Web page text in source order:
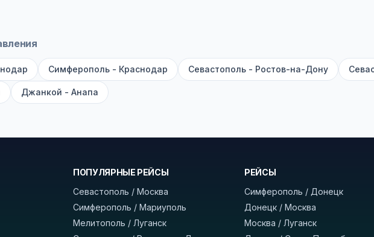
время выезда, место посадки, время и место прибытия, время в пути
С уважением, командаBUSTRIP.PRO
Симферополь - Краснодар Севастополь - Ростов-на-Дону
Джанкой - Анапа
ПОПУЛЯРНЫЕ РЕЙСЫ
Севастополь / Москва
Симферополь / Мариуполь
Мелитополь / Луганск
РЕЙСЫ
Симферополь / Донецк
Донецк / Москва
Москва / Луганск